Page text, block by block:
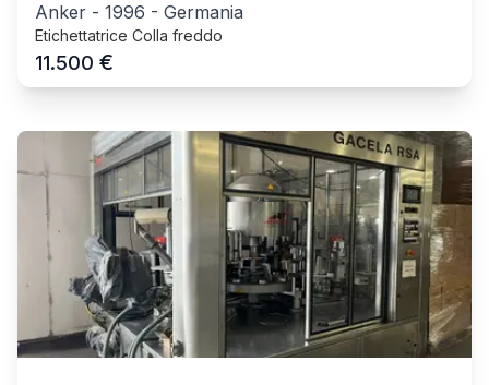
Anker - 1996 - Germania
Etichettatrice Colla freddo
11.500 €